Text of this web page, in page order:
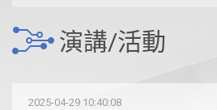
演講/活動
2025-04-29 10:40:08